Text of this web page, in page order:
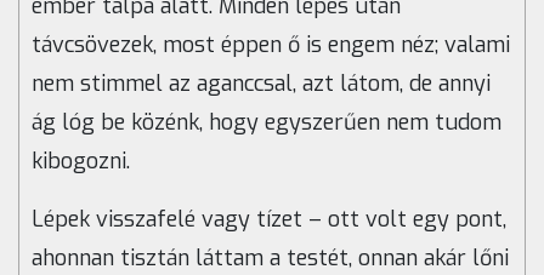
ember talpa alatt. Minden lépés után
távcsövezek, most éppen ő is engem néz; valami
nem stimmel az aganccsal, azt látom, de annyi
ág lóg be közénk, hogy egyszerűen nem tudom
kibogozni.
Lépek visszafelé vagy tízet – ott volt egy pont,
ahonnan tisztán láttam a testét, onnan akár lőni